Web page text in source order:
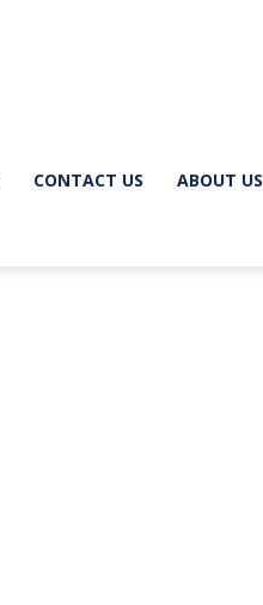
CONTACT US ABOUT US